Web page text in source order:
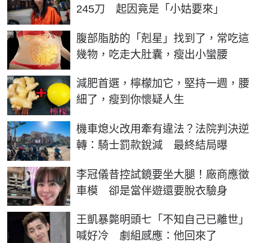
245刀 起因竟是「小姑要來」
腹部脂肪的「剋星」找到了，常吃這
幾物，吃走大肚囊，瘦出小蠻腰
PR
減肥首選，檸檬加它，堅持一週，腰
細了，瘦到你懷疑人生
PR
機車熄火改用牽有違法？法院判決逆
轉：騎士罰款銳減 最終結局曝
李冠儀昔控試鏡要坐大腿！廠商應徵
車模 卻是當伴遊還要脫衣驗身
王凱暴斃明頭七「不知自己已離世」
喊好冷 劇組感應：他回來了